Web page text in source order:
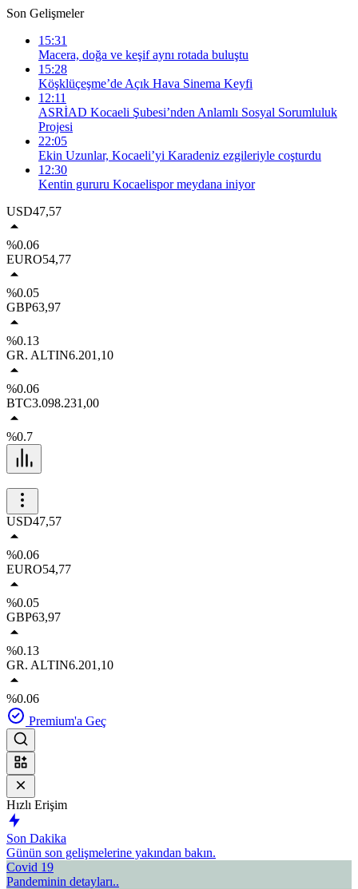
Son Gelişmeler
15:31
Macera, doğa ve keşif aynı rotada buluştu
15:28
Köşklüçeşme’de Açık Hava Sinema Keyfi
12:11
ASRİAD Kocaeli Şubesi’nden Anlamlı Sosyal Sorumluluk
Projesi
22:05
Ekin Uzunlar, Kocaeli’yi Karadeniz ezgileriyle coşturdu
12:30
Kentin gururu Kocaelispor meydana iniyor
USD47,57
%0.06
EURO54,77
%0.05
GBP63,97
%0.13
GR. ALTIN6.201,10
%0.06
BTC3.098.231,00
%0.7
USD47,57
%0.06
EURO54,77
%0.05
GBP63,97
%0.13
GR. ALTIN6.201,10
%0.06
Premium'a Geç
Hızlı Erişim
Son Dakika
Günün son gelişmelerine yakından bakın.
Covid 19
Pandeminin detayları..